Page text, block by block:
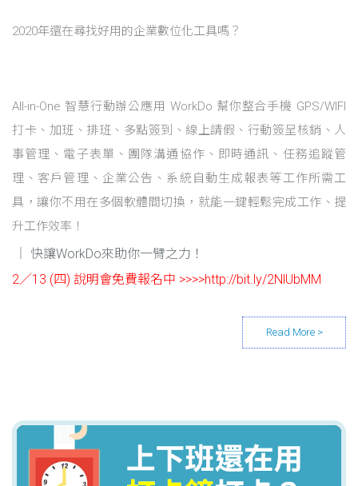
2020年還在尋找好用的企業數位化工具嗎？
All-in-One 智慧行動辦公應用 WorkDo 幫你整合手機 GPS/WIFI
打卡、加班、排班、多點簽到、線上請假、行動簽呈核銷、人
事管理、電子表單、團隊溝通協作、即時通訊、任務追蹤管
理、客戶管理、企業公告、系統自動生成報表等工作所需工
具，讓你不用在多個軟體間切換，就能一鍵輕鬆完成工作、提
升工作效率！
快讓WorkDo來助你一臂之力！
2／13 (四) 說明會免費報名中 >>>>http://bit.ly/2NlUbMM